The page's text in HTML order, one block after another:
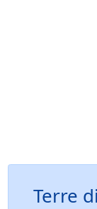
Terre